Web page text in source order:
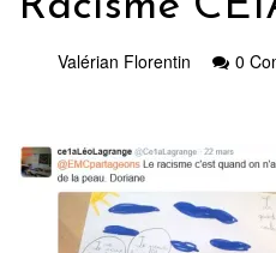
Valérian Florentin 0